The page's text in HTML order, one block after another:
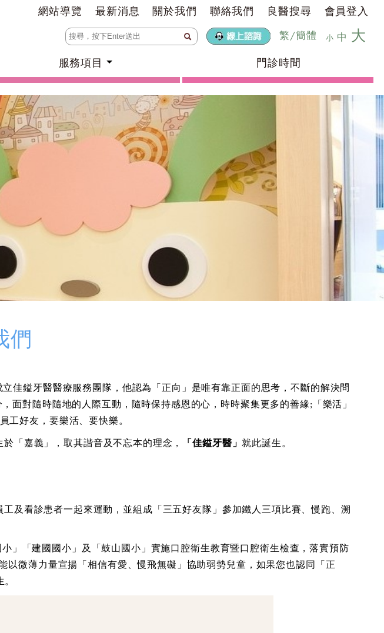
網站導覽 最新消息 關於我們 聯絡我們 良醫搜尋 會員登入
小 中 大
繁/簡體
服務項目 門診時間
們
佳鎰牙醫醫療服務團隊，他認為「正向」是唯有靠正面的思考，不斷的解決問
面對隨時隨地的人際互動，隨時保持感恩的心，時時聚集更多的善緣;
「樂活」
工好友，要樂活、要快樂。
於「嘉義」，取其諧音及不忘本的理念， 「佳鎰牙醫」 就此誕生。
及看診患者一起來運動，並組成「三五好友隊」參加鐵人三項比賽、慢跑、溯
」「建國國小」及「鼓山國小」實施口腔衛生教育暨口腔衛生檢查，落實預防
以微薄力量宣揚「相信有愛、慢飛無礙」協助弱勢兒童，如果您也認同「正